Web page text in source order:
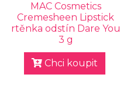
MAC Cosmetics
Cremesheen Lipstick
rtěnka odstín Dare You
3 g
Chci koupit